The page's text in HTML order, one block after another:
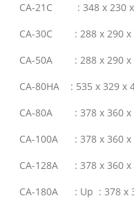
CA-21C : 348 x 230 x
CA-30C : 288 x 290 x
CA-50A : 288 x 290 x
CA-80HA : 535 x 329 x
CA-80A : 378 x 360 x
CA-100A : 378 x 360 x
CA-128A : 378 x 360 x
CA-180A : Up : 378 x